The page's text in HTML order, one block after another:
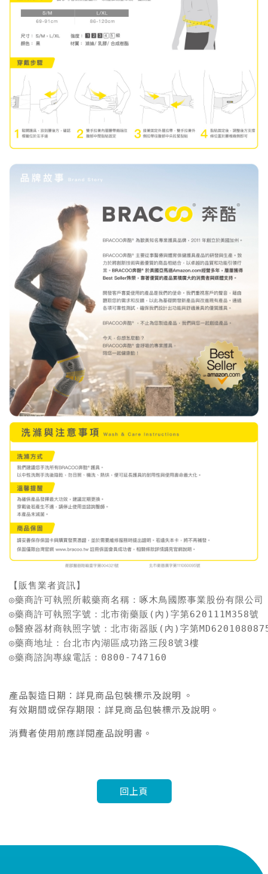
【販售業者資訊】
◎藥商許可執照所載藥商名稱：啄木鳥國際事業股份有限公司
◎藥商許可執照字號：北市衛藥販(內)字第620111M358號
◎醫療器材商執照字號：北市衛器販(內)字第
◎藥商地址：台北市內湖區成功路三段8號3樓
◎藥商諮詢專線電話：0800-747160
產品製造日期：詳見商品包裝標示及說明 。
有效期間或保存期限：詳見商品包裝標示及說明。
消費者使用前應詳閱產品說明書。
回上頁